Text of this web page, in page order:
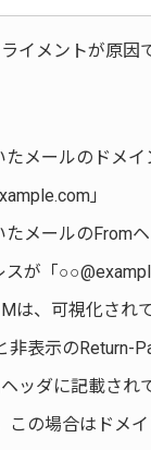
ライメントが原因
たメールのドメイ
」
たメールのFrom
スが「
は、可視化され
非表示のReturn-
ッダに記載され
この場合はドメ